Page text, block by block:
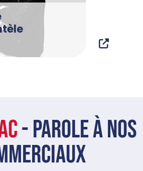
- PAROLE à NOS